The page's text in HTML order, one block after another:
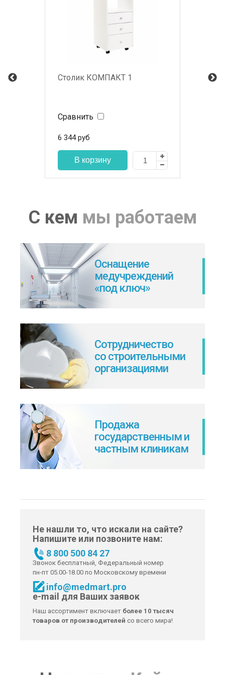
Столик КОМПАКТ 1
Сравнить
6 344 руб
С кем мы работаем
Оснащение
медучреждений
«под ключ»
Сотрудничество
со строительными
организациями
Продажа
государственным и
частным клиникам
Не нашли то, что искали на сайте?
Напишите или позвоните нам:
8 800 500 84 27
Звонок бесплатный, Федеральный номер
пн-пт 05.00-18.00 по Московскому времени
info@medmart.pro
e-mail для Ваших заявок
Наш ассортимент включает более 10 тысяч
товаров от производителей со всего мира!